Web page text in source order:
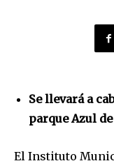
Se llevará a
parque Azul
El Instituto